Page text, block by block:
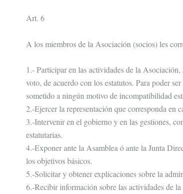
Art. 6
A los miembros de la Asociación (socios) les
1.- Participar en las actividades de la
voto, de acuerdo con los estatutos. Para poder
sometido a ningún motivo de incompatibilidad
2.-Ejercer la representación que corresponda en
3.-Intervenir en el gobierno y en las gestiones,
estatutarias.
4.-Exponer ante la Asamblea ó ante la Junta
los objetivos básicos.
5.-Solicitar y obtener explicaciones sobre la
6.-Recibir información sobre las actividades de